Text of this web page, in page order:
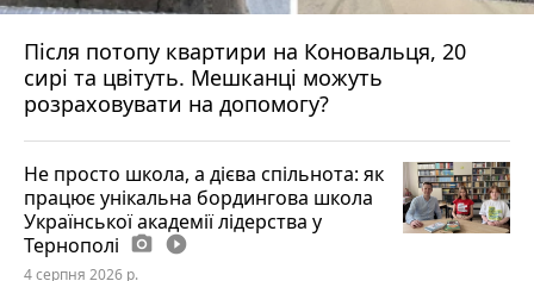
Після потопу квартири на Коновальця, 20
сирі та цвітуть. Мешканці можуть
розраховувати на допомогу?
Не просто школа, а дієва спільнота: як
працює унікальна бордингова школа
Української академії лідерства у
Тернополі photo_camera play_circle_filled
4 серпня 2026 р.